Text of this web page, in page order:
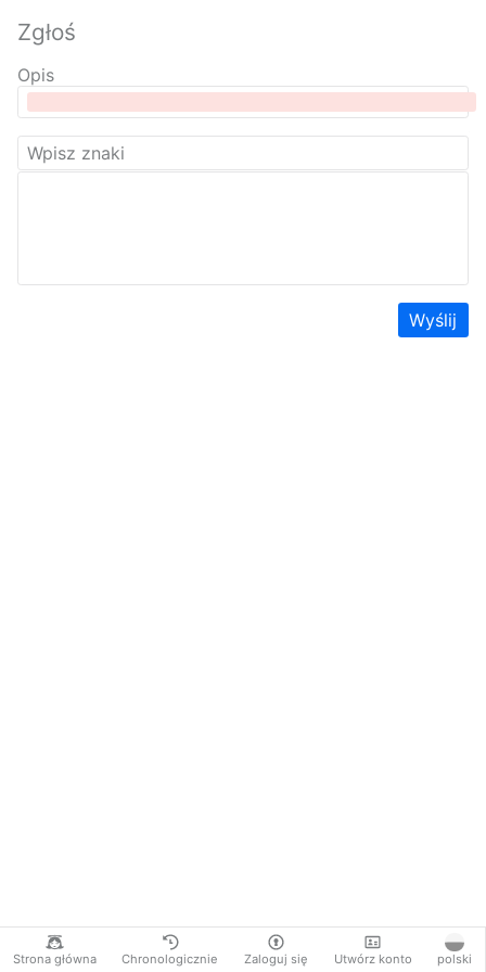
Strona główna Chronologicznie Zaloguj się Utwórz konto polski
Zgłoś
Opis
Wyślij